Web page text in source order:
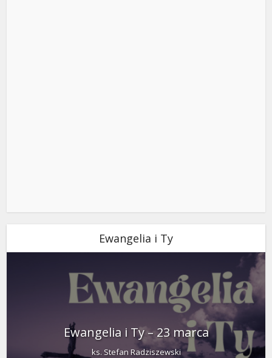
Ewangelia i Ty
Ewangelia i Ty – 23 marca
ks. Stefan Radziszewski